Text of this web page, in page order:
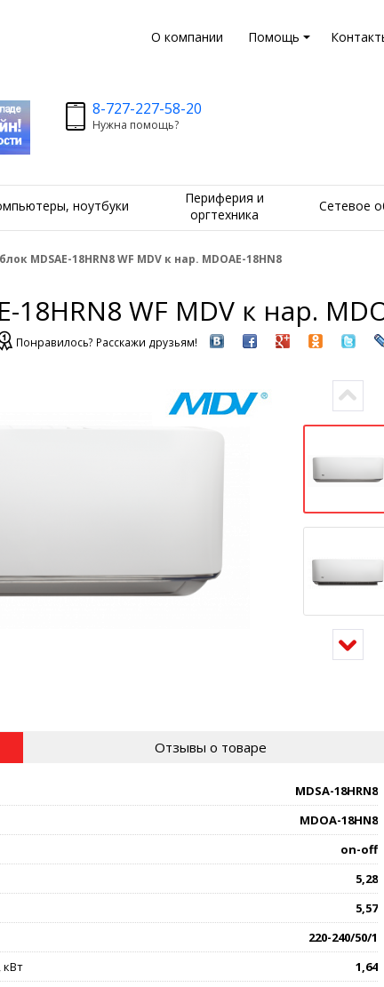
О компании Помощь
8-727-227-58-20
Нужна помощь?
ноутбуки
Периферия и
оргтехника
Сетевое
MDSAE-18HRN8 WF MDV к нар. MDOAE-18HN8
WF MDV к нар.
Понравилось? Расскажи друзьям!
Отзывы о товаре
MDSA-18HRN8
MDOA-18HN8
on-off
5,28
5,57
220-240/50/1
1,64